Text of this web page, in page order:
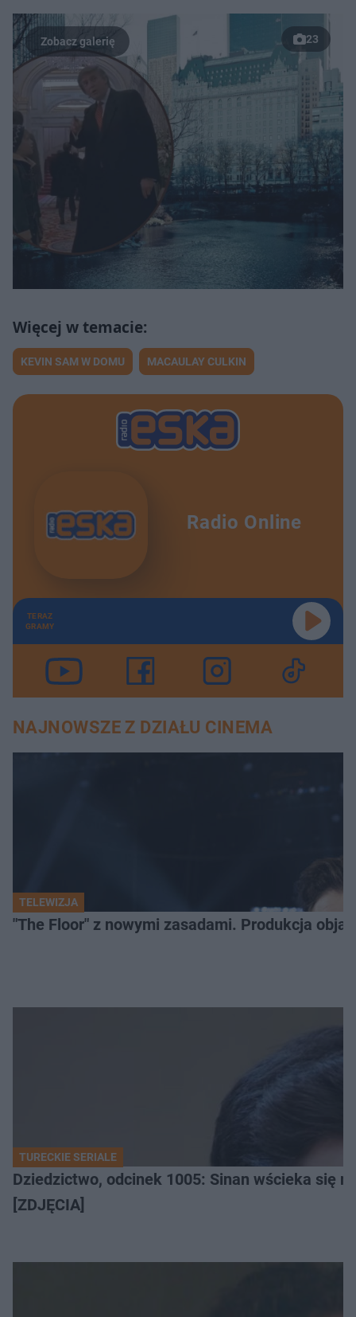
23
KEVIN SAM W DOMU MACAULAY CULKIN
Radio Online
TERAZ
GRAMY
NAJNOWSZE Z DZIAŁU CINEMA
TELEWIZJA
"The Floor" z nowymi zasadami. Produkcja
TURECKIE SERIALE
Dziedzictwo, odcinek 1005: Sinan wścieka się
[ZDJĘCIA]